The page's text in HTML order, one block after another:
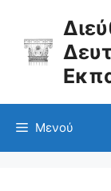
Μενού